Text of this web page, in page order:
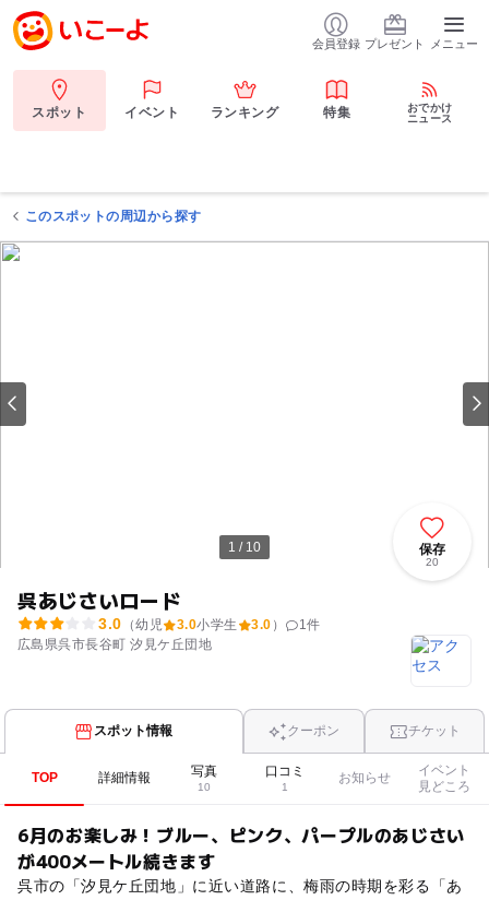
会員登録 プレゼント メニュー
スポット イベント ランキング 特集
おでかけ
ニュース
このスポットの周辺から探す
1 / 10
呉あじさいロード
3.0 （幼児 3.0小学生 3.0 ） 1件
広島県呉市長谷町 汐見ケ丘団地
保存
20
スポット情報 クーポン チケット
TOP 詳細情報 写真
10
口コミ
1
お知らせ
イベント
見どころ
6月のお楽しみ！ブルー、ピンク、パープルのあじさい
が400メートル続きます
呉市の「汐見ケ丘団地」に近い道路に、梅雨の時期を彩る「あ